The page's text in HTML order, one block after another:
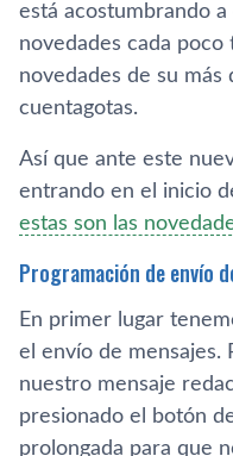
está acostumbrando
novedades cada poco
novedades de su
cuentagotas.
Así que ante este
entrando en el inicio
estas son las
Programación de envío
En primer lugar
el envío de mensajes.
nuestro mensaje
presionado el botón
prolongada para que